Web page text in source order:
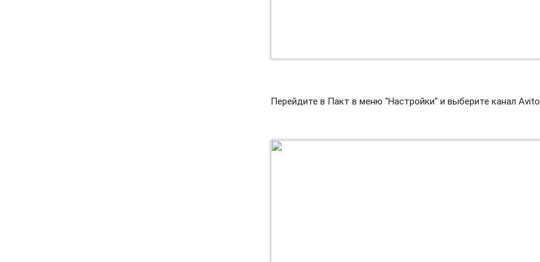
Перейдите в Пакт в меню "Настройки" и выберите канал Avito.